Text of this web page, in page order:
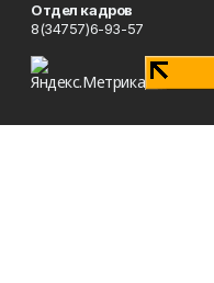
Отдел кадров
8(34757)6-93-57